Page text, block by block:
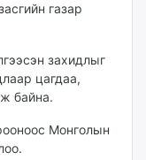
газар
захидлыг
цагдаа,
байна.
Монголын